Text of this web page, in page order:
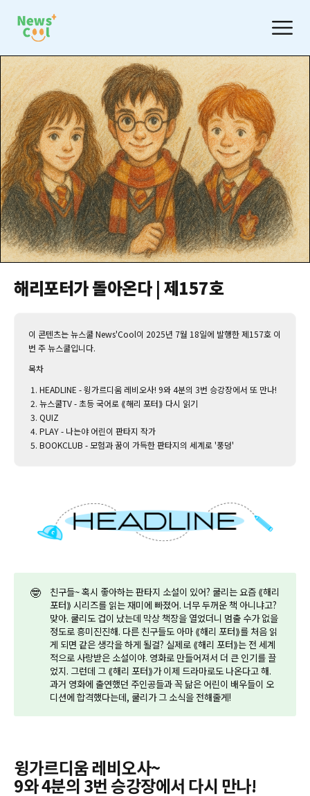
해리포터가 돌아온다 | 제157호
이 콘텐츠는 뉴스쿨 News'Cool이 2025년 7월 18일에 발행한 제157호 이
번 주 뉴스쿨입니다.‌
목차
HEADLINE - 윙가르디움 레비오사! 9와 4분의 3번 승강장에서 또 만나!
뉴스쿨TV - 초등 국어로 ⟪해리 포터⟫ 다시 읽기
QUIZ
PLAY - 나는야 어린이 판타지 작가
BOOKCLUB - 모험과 꿈이 가득한 판타지의 세계로 '풍덩'
🤓
친구들~ 혹시 좋아하는 판타지 소설이 있어? 쿨리는 요즘 ⟪해리
포터⟫ 시리즈를 읽는 재미에 빠졌어. 너무 두꺼운 책 아니냐고?
맞아. 쿨리도 겁이 났는데 막상 책장을 열었더니 멈출 수가 없을
정도로 흥미진진해. 다른 친구들도 아마 ⟪해리 포터⟫를 처음 읽
게 되면 같은 생각을 하게 될걸? 실제로 ⟪해리 포터⟫는 전 세계
적으로 사랑받은 소설이야. 영화로 만들어져서 더 큰 인기를 끌
었지. 그런데 그 ⟪해리 포터⟫가 이제 드라마로도 나온다고 해.
과거 영화에 출연했던 주인공들과 꼭 닮은 어린이 배우들이 오
디션에 합격했다는데, 쿨리가 그 소식을 전해줄게!
윙가르디움 레비오사~
9와 4분의 3번 승강장에서 다시 만나!